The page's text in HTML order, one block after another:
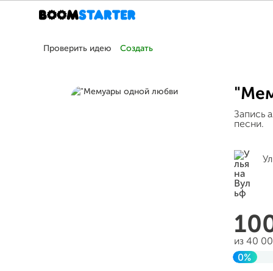
Проверить идею Создать
Запись
песни.
из 40
0%